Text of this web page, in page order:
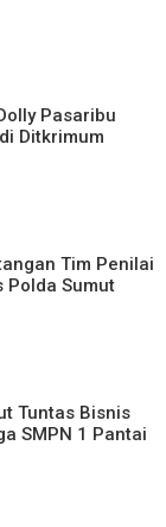
Pasaribu
Ditkrimum
Tim Penilai
Polda Sumut
Tuntas Bisnis
SMPN 1 Pantai